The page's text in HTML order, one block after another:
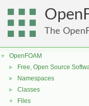
The
▼ OpenFOAM
► Free, Open Source
► Namespaces
► Classes
▼ Files